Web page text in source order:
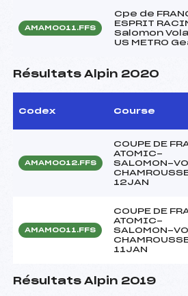
AMAM0011.FFS
Cpe de
ESPRIT
Salomon
US METRO
Résultats Alpin 2020
Codex Course
AMAM0012.FFS
COUPE DE
ATOMIC-
SALOMON-
12JAN
AMAM0011.FFS
COUPE DE
ATOMIC-
SALOMON-
11JAN
Résultats Alpin 2019